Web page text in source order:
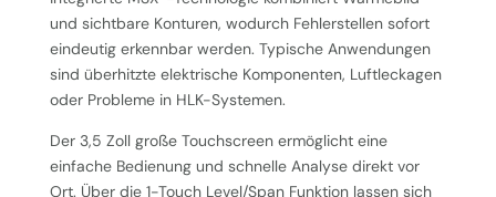
und sichtbare Konturen, wodurch Fehlerstellen sofort
eindeutig erkennbar werden. Typische Anwendungen
sind überhitzte elektrische Komponenten, Luftleckagen
oder Probleme in HLK-Systemen.
Der 3,5 Zoll große Touchscreen ermöglicht eine
einfache Bedienung und schnelle Analyse direkt vor
Ort. Über die 1-Touch Level/Span Funktion lassen sich